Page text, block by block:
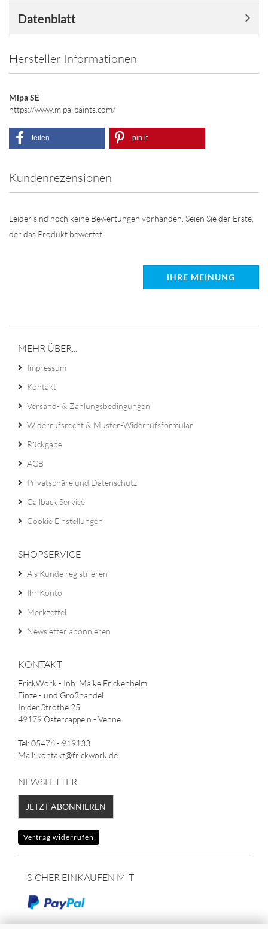
Datenblatt
Hersteller Informationen
Mipa SE
https://www.mipa-paints.com/
teilen pin it
Kundenrezensionen
Leider sind noch keine Bewertungen vorhanden. Seien Sie der Erste,
der das Produkt bewertet.
IHRE MEINUNG
MEHR ÜBER...
Impressum
Kontakt
Versand- & Zahlungsbedingungen
Widerrufsrecht & Muster-Widerrufsformular
Rückgabe
AGB
Privatsphäre und Datenschutz
Callback Service
Cookie Einstellungen
SHOPSERVICE
Als Kunde registrieren
Ihr Konto
Merkzettel
Newsletter abonnieren
KONTAKT
FrickWork - Inh. Maike Frickenhelm
Einzel- und Großhandel
In der Strothe 25
49179 Ostercappeln - Venne
Tel: 05476 - 919133
Mail: kontakt@frickwork.de
NEWSLETTER
JETZT ABONNIEREN
Vertrag widerrufen
SICHER EINKAUFEN MIT